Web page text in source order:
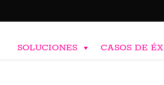
SOLUCIONES CASOS DE